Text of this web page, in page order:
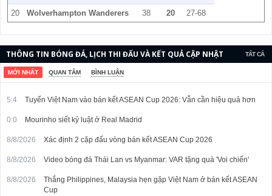
20
Wolverhampton Wanderers 38 20 27-68
TẤT CẢ
THÔNG TIN BÓNG ĐÁ, LỊCH THI ĐẤU VÀ KẾT QUẢ CẬP NHẬT
LIÊN TỤC.
MỚI NHẤT QUAN TÂM BÌNH LUẬN
5:4 Tuyển Việt Nam vào bán kết ASEAN Cup 2026: Vẫn cần hiệu quả hơn
0:0 Mourinho siết kỷ luật ở Real Madrid
8/8/2026 Xác định 2 cặp đấu vòng bán kết ASEAN Cup 2026
8/8/2026 Video bóng đá Thái Lan vs Myanmar: VAR tặng quà 'Voi chiến'
8/8/2026
Thắng Philippines, Malaysia hẹn gặp Việt Nam ở bán kết ASEAN
Cup